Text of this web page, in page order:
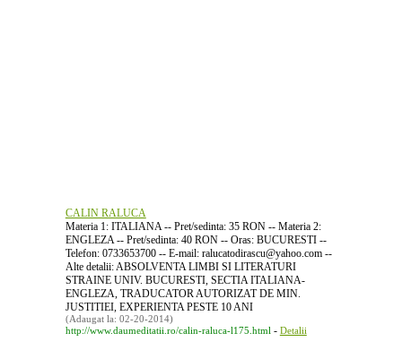
CALIN RALUCA
Materia 1: ITALIANA -- Pret/sedinta: 35 RON -- Materia 2:
ENGLEZA -- Pret/sedinta: 40 RON -- Oras: BUCURESTI --
Telefon: 0733653700 -- E-mail: ralucatodirascu@yahoo.com --
Alte detalii: ABSOLVENTA LIMBI SI LITERATURI
STRAINE UNIV. BUCURESTI, SECTIA ITALIANA-
ENGLEZA, TRADUCATOR AUTORIZAT DE MIN.
JUSTITIEI, EXPERIENTA PESTE 10 ANI
(Adaugat la: 02-20-2014)
http://www.daumeditatii.ro/calin-raluca-l175.html- Detalii